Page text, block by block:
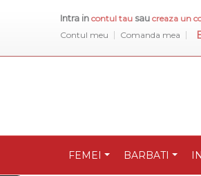
Intra in contul tau sau creaza un
Contul meu Comanda mea
FEMEI BARBATI